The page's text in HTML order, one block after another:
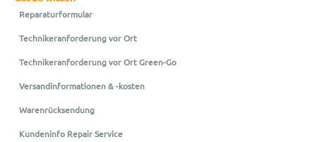
Reparaturformular
Technikeranforderung vor Ort
Technikeranforderung vor Ort Green-Go
Versandinformationen & -kosten
Warenrücksendung
Kundeninfo Repair Service